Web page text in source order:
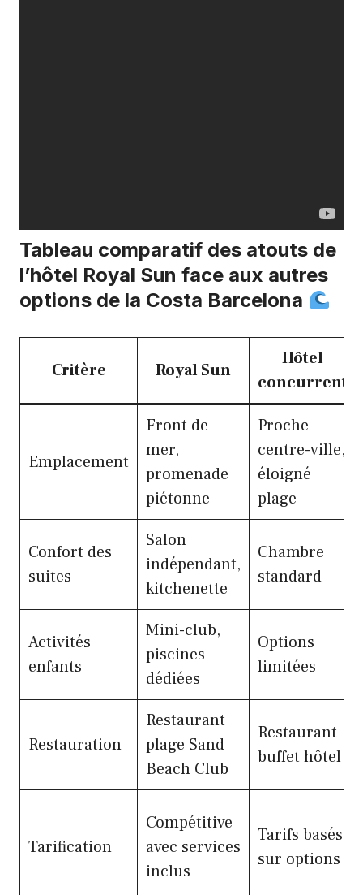
Tableau comparatif des atouts de
l’hôtel Royal Sun face aux autres
options de la Costa Barcelona
Critère Royal Sun
Hôtel
concurrent
Emplacement
Front de
mer,
promenade
piétonne
Proche
centre-ville,
éloigné
plage
Confort des
suites
Salon
indépendant,
kitchenette
Chambre
standard
Activités
enfants
Mini-club,
piscines
dédiées
Options
limitées
Restauration
Restaurant
plage Sand
Beach Club
Restaurant
buffet hôtel
Tarification
Compétitive
avec services
inclus
Tarifs basés
sur options